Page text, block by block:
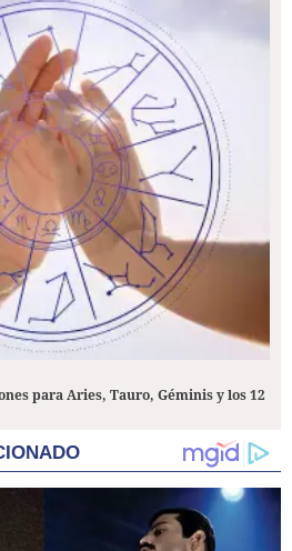
para Aries, Tauro, Géminis y los 12